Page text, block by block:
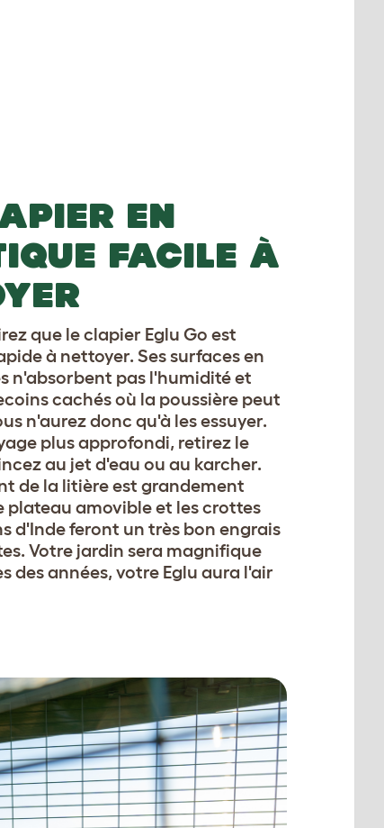
EN
FACILE À
que le clapier Eglu Go est
à nettoyer. Ses surfaces en
n'absorbent pas l'humidité et
cachés où la poussière peut
n'aurez donc qu'à les essuyer.
plus approfondi, retirez le
au jet d'eau ou au karcher.
de la litière est grandement
plateau amovible et les crottes
d'Inde feront un très bon engrais
Votre jardin sera magnifique
des années, votre Eglu aura l'air